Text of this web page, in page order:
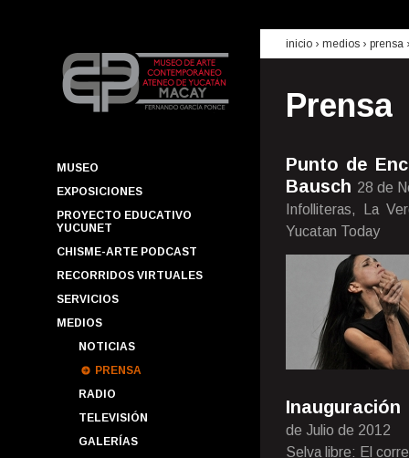
MUSEO
EXPOSICIONES
PROYECTO EDUCATIVO
YUCUNET
CHISME-ARTE PODCAST
RECORRIDOS VIRTUALES
SERVICIOS
MEDIOS
NOTICIAS
PRENSA
RADIO
TELEVISIÓN
GALERÍAS
inicio › medios › prensa
Prensa
Punto de
Bausch 28 de
Infolliteras, La
Yucatan Today
de Julio de 2012
Selva libre: El